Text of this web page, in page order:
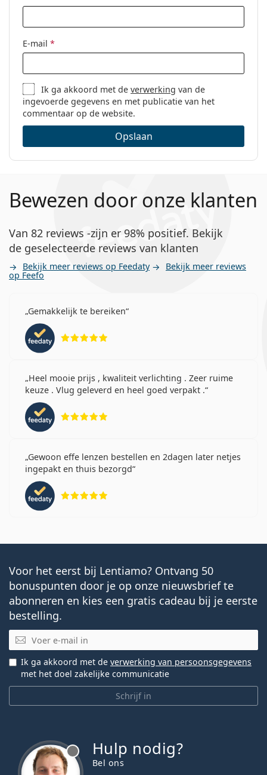
E-mail *
Ik ga akkoord met deverwerking van de
ingevoerde gegevens en met publicatie van het
commentaar op de website.
Opslaan
Bewezen door onze klanten
Van 82 reviews -zijn er 98% positief. Bekijk
de geselecteerde reviews van klanten
Bekijk meer reviews op Feedaty Bekijk meer reviews
op Feefo
Gemakkelijk te bereiken
Heel mooie prijs , kwaliteit verlichting . Zeer ruime
keuze . Vlug geleverd en heel goed verpakt .
Gewoon effe lenzen bestellen en 2dagen later netjes
ingepakt en thuis bezorgd
Voor het eerst bij Lentiamo? Ontvang 50
bonuspunten door je op onze nieuwsbrief te
abonneren en kies een gratis cadeau bij je eerste
bestelling.
E-mail
Schrijf in
Ik ga akkoord met de verwerking van persoonsgegevens
met het doel zakelijke communicatie
Hulp nodig?
Bel ons